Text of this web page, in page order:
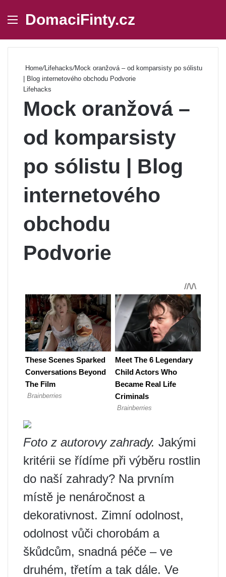
Menu
DomaciFinty.cz
Home/Lifehacks/Mock oranžová – od komparsisty po sólistu
| Blog internetového obchodu Podvorie
Lifehacks
Mock oranžová –
od komparsisty
po sólistu | Blog
internetového
obchodu
Podvorie
Foto z autorovy zahrady. Jakými
kritérii se řídíme při výběru rostlin
do naší zahrady? Na prvním
místě je nenáročnost a
dekorativnost. Zimní odolnost,
odolnost vůči chorobám a
škůdcům, snadná péče – ve
druhém, třetím a tak dále. Ve